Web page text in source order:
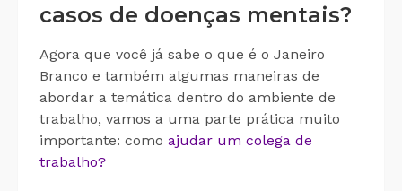
casos de doenças mentais?
Agora que você já sabe o que é o Janeiro
Branco e também algumas maneiras de
abordar a temática dentro do ambiente de
trabalho, vamos a uma parte prática muito
importante: como ajudar um colega de
trabalho?